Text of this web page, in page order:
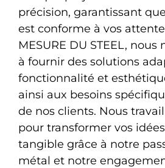
précision, garantissant
est conforme à vos
MESURE DU STEEL,
à fournir des solutions
fonctionnalité et
ainsi aux besoins
de nos clients. Nous
pour transformer vos
tangible grâce à notre
métal et notre